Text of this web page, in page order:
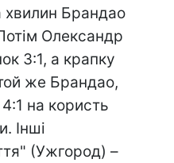
хвилин Брандао
Олександр
3:1, а крапку
же Брандао,
на користь
Інші
(Ужгород) –